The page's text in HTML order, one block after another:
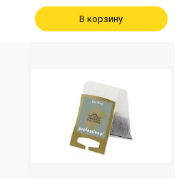
В корзину